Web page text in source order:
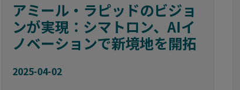
アミール・ラピッドのビジョ
ンが実現：シマトロン、AIイ
ノベーションで新境地を開拓
2025-04-02